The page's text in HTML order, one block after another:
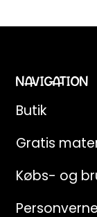
NAVIGATION
Butik
Gratis
Købs- og